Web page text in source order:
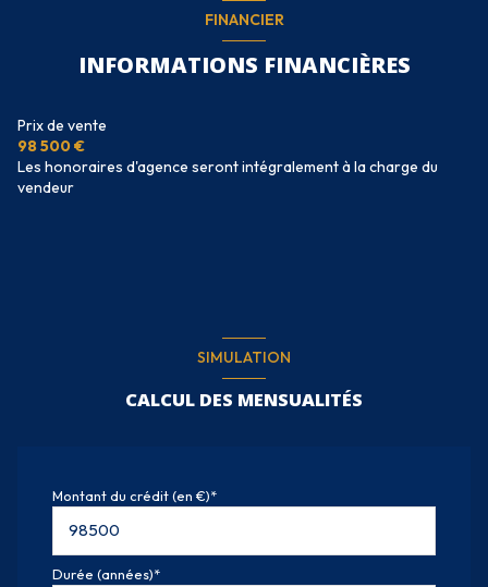
FINANCIER
INFORMATIONS FINANCIÈRES
Prix de vente
98 500 €
Les honoraires d'agence seront intégralement à la charge du
vendeur
SIMULATION
CALCUL DES MENSUALITÉS
Montant du crédit (en €)*
Durée (années)*